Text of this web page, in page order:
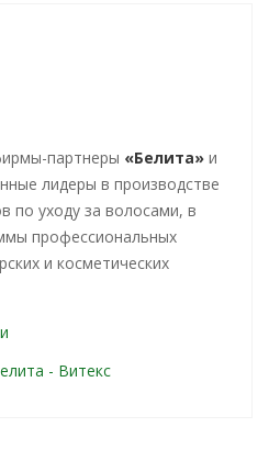
партнеры «Белита» и
лидеры в производстве
по уходу за волосами, в
профессиональных
и косметических
- Витекс